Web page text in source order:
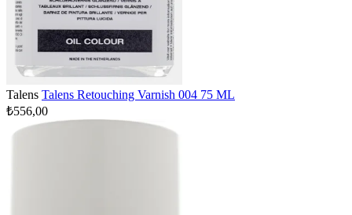
Talens Talens Retouching Varnish 004 75 ML
₺556,00